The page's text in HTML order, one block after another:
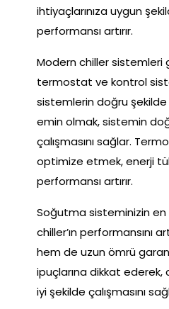
ihtiyaçlarınıza uygun
performansı artırır.
Modern chiller sistemleri
termostat ve kontrol
sistemlerin doğru
emin olmak, sistemin
çalışmasını sağlar.
optimize etmek, enerji
performansı artırır.
Soğutma sisteminizin
chiller’ın performansını
hem de uzun ömrü
ipuçlarına dikkat ederek,
iyi şekilde çalışmasını